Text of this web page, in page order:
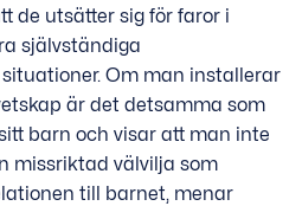
de utsätter sig för faror i
självständiga
Om man installerar
är det detsamma som
barn och visar att man inte
missriktad välvilja som
till barnet, menar